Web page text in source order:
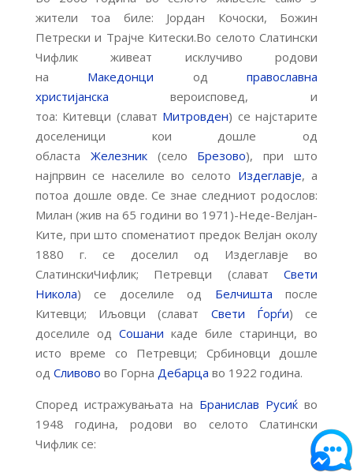
жители тоа биле: Јордан Кочоски, Божин
Петрески и Трајче Китески.Во селото Слатински
Чифлик живеат исклучиво родови
на Македонци одправославна
христијанска вероисповед, и
тоа: Китевци (слават Митровден) се најстарите
доселеници кои дошле од
областа Железник(село Брезово), при што
најпрвин се населиле во селото Издеглавје, а
потоа дошле овде. Се знае следниот родослов:
Милан (жив на 65 години во 1971)-Неде-Велјан-
Ките, при што споменатиот предок Велјан околу
1880 г. се доселил од Издеглавје во
СлатинскиЧифлик; Петревци (славатСвети
Никола) се доселиле од Белчишта после
Китевци; Иљовци (слават Свети Ѓорѓи) се
доселиле од Сошани каде биле старинци, во
исто време со Петревци; Србиновци дошле
од Сливово во Горна Дебарца во 1922 година.
Според истражувањата на Бранислав Русиќ во
1948 година, родови во селото Слатински
Чифлик се: